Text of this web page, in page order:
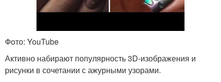
Фото: YouTube
Активно набирают популярность 3D-изображения и
рисунки в сочетании с ажурными узорами.